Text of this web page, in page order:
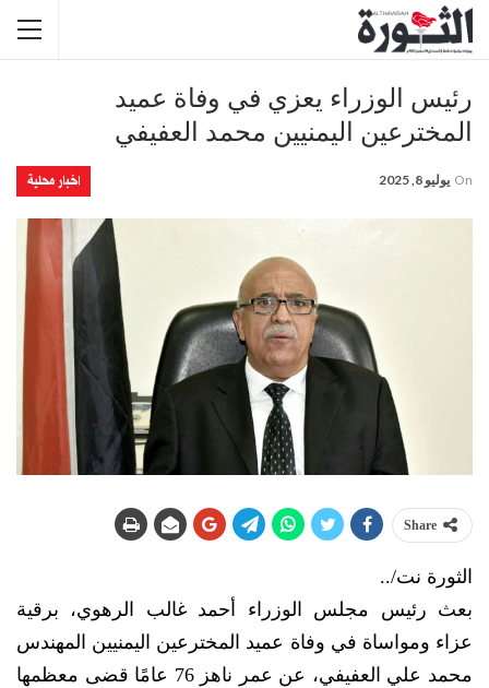
رئيس الوزراء يعزي في وفاة عميد
المخترعين اليمنيين محمد العفيفي
اخبار محلية On يوليو 8, 2025
Share
الثورة نت/..
بعث رئيس مجلس الوزراء أحمد غالب الرهوي، برقية
عزاء ومواساة في وفاة عميد المخترعين اليمنيين المهندس
محمد علي العفيفي، عن عمر ناهز 76 عامًا قضى معظمها